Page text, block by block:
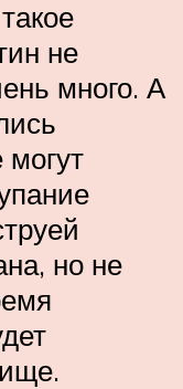
не
много. А
но не